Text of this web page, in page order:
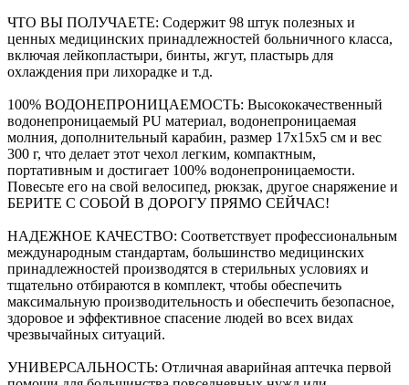
ЧТО ВЫ ПОЛУЧАЕТЕ: Содержит 98 штук полезных и
ценных медицинских принадлежностей больничного класса,
включая лейкопластыри, бинты, жгут, пластырь для
охлаждения при лихорадке и т.д.
100% ВОДОНЕПРОНИЦАЕМОСТЬ: Высококачественный
водонепроницаемый PU материал, водонепроницаемая
молния, дополнительный карабин, размер 17x15x5 см и вес
300 г, что делает этот чехол легким, компактным,
портативным и достигает 100% водонепроницаемости.
Повесьте его на свой велосипед, рюкзак, другое снаряжение и
БЕРИТЕ С СОБОЙ В ДОРОГУ ПРЯМО СЕЙЧАС!
НАДЕЖНОЕ КАЧЕСТВО: Соответствует профессиональным
международным стандартам, большинство медицинских
принадлежностей производятся в стерильных условиях и
тщательно отбираются в комплект, чтобы обеспечить
максимальную производительность и обеспечить безопасное,
здоровое и эффективное спасение людей во всех видах
чрезвычайных ситуаций.
УНИВЕРСАЛЬНОСТЬ: Отличная аварийная аптечка первой